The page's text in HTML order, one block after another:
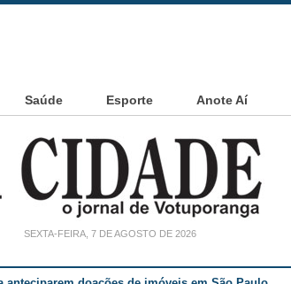
Saúde Esporte Anote Aí
SEXTA-FEIRA, 7 DE AGOSTO DE 2026